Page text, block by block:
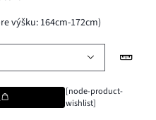
výšku: 164cm-172cm)
[node-product-
wishlist]